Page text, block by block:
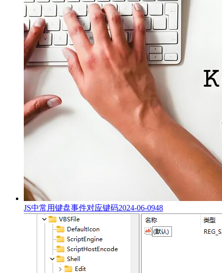
JS中常用键盘事件对应键码2024-06-0948